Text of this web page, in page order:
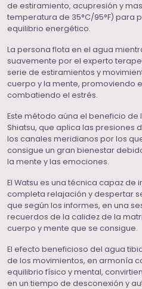
de estiramiento, acupresión y
temperatura de 35°C/95°F) para
equilibrio energético.
La persona flota en el agua
suavemente por el experto
serie de estiramientos y
cuerpo y la mente, promoviendo
combatiendo el estrés.
Este método aúna el beneficio de
Shiatsu, que aplica las presiones
los canales meridianos por los
consigue un gran bienestar
la mente y las emociones.
El Watsu es una técnica capaz de
completa relajación y despertar
que según los informes, en una
recuerdos de la calidez de la
cuerpo y mente que se consigue.
El efecto beneficioso del agua
de los movimientos, en armonía
equilibrio físico y mental,
en un tiempo de desconexión y